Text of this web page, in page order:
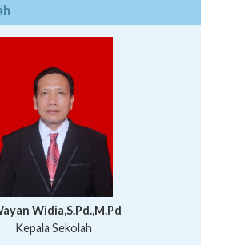
Widia,S.Pd.,M.Pd
Kepala Sekolah